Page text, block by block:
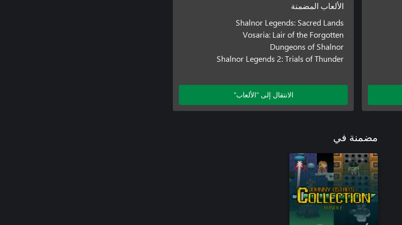
الألعاب المضمنة
Shalnor Legends: Sacred Lands
Vosaria: Lair of the Forgotten
Dungeons of Shalnor
Shalnor Legends 2: Trials of Thunder
الانتقال إلى "الألعاب"
مضمنة في